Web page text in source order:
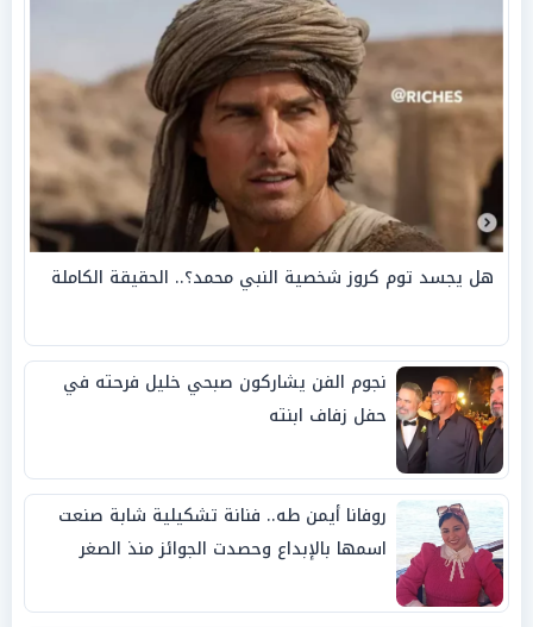
هل يجسد توم كروز شخصية النبي محمد؟.. الحقيقة الكاملة
نجوم الفن يشاركون صبحي خليل فرحته في
حفل زفاف ابنته
روفانا أيمن طه.. فنانة تشكيلية شابة صنعت
اسمها بالإبداع وحصدت الجوائز منذ الصغر